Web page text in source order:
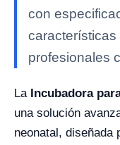
con
profesionales
La Incubadora
una solución
neonatal, diseñada